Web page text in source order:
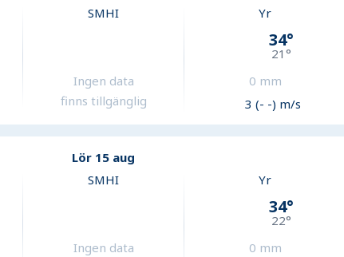
SMHI
Ingen data
finns tillgänglig
Yr
34°
21 °
0 mm
3 (- -) m/s
Lör 15 aug
SMHI
Ingen data
Yr
34°
22°
0 mm